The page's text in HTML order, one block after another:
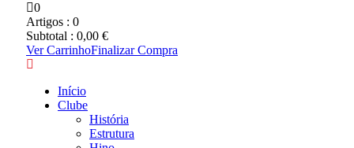
0
Artigos : 0
Subtotal : 0,00 €
Ver CarrinhoFinalizar Compra
Início
Clube
História
Estrutura